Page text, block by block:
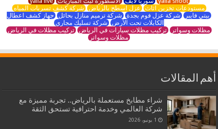
مستودعات تخزين اثاث عزل اسطح بالرياض شركة كشف تسربات المياه
بيتي فايبر شركة عزل فوم بجدة شركة ترميم منازل بحائل جهاز كشف اعطال
الكابلات تحت الأرض شركة تسليك مجاري
مظلات وسواتر تركيب مظلات سيارات في الرياض تركيب مظلات في الرياض
مظلات وسواتر
أهم المقالات
شراء مطابخ مستعملة بالرياض.. تجربة مميزة مع
شركة العالمي وخدمة احترافية تستحق الثقة
1 يونيو، 2026